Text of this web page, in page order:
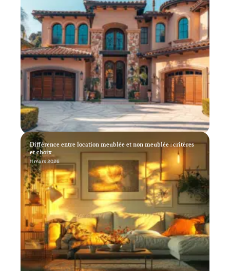
Différence entre location meublée et non meublée : critères
et choix
11 mars 2026